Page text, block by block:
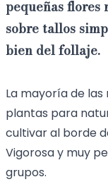
pequeñas flores
sobre tallos
bien del follaje.
La mayoría de las
plantas para
cultivar al borde
Vigorosa y muy
grupos.